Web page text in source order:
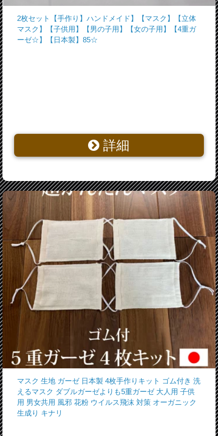
2枚セット【手作り】ハンドメイド】【マスク】【立体
マスク】【子供用】【男の子用】【女の子用】【4重ガ
ーゼ☆】【日本製】85☆
詳細
マスク 生地 ガーゼ 日本製 4枚手作りキット ゴム付き 洗
えるマスク ダブルガーゼよりも5重ガーゼ 大人用 子供
用 男女共用 風邪 花粉 ウイルス飛沫 対策 オーガニック
生成り キナリ